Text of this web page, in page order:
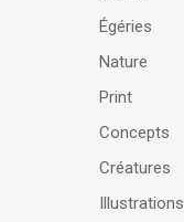
Égéries
Nature
Print
Concepts
Créatures
Illustrations